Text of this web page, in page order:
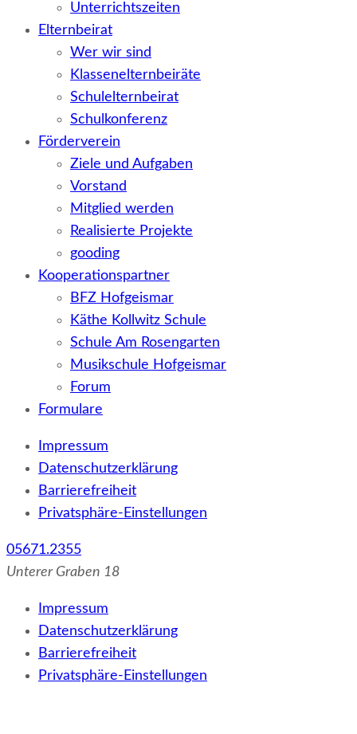
Unterrichtszeiten
Elternbeirat
Wer wir sind
Klassenelternbeiräte
Schulelternbeirat
Schulkonferenz
Förderverein
Ziele und Aufgaben
Vorstand
Mitglied werden
Realisierte Projekte
gooding
Kooperationspartner
BFZ Hofgeismar
Käthe Kollwitz Schule
Schule Am Rosengarten
Musikschule Hofgeismar
Forum
Formulare
Impressum
Datenschutzerklärung
Barrierefreiheit
Privatsphäre-Einstellungen
05671.2355
Unterer Graben 18
Impressum
Datenschutzerklärung
Barrierefreiheit
Privatsphäre-Einstellungen